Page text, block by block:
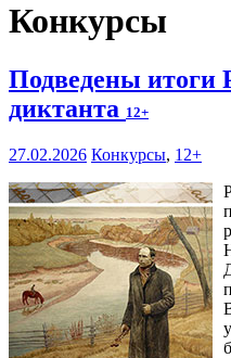
Конкурсы
Подведены итоги
диктанта 12+
27.02.2026 Конкурсы, 12+